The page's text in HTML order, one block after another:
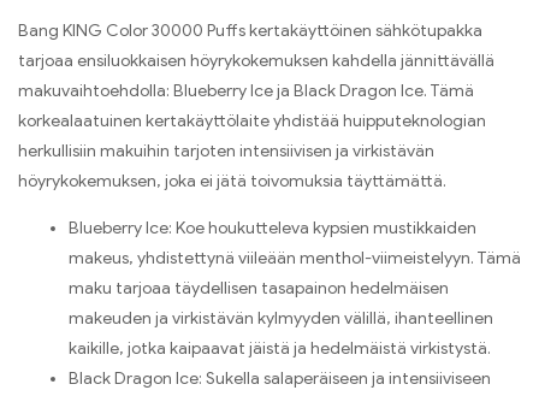
Bang KING Color 30000 Puffs kertakäyttöinen sähkötupakka
tarjoaa ensiluokkaisen höyrykokemuksen kahdella jännittävällä
makuvaihtoehdolla: Blueberry Ice ja Black Dragon Ice. Tämä
korkealaatuinen kertakäyttölaite yhdistää huipputeknologian
herkullisiin makuihin tarjoten intensiivisen ja virkistävän
höyrykokemuksen, joka ei jätä toivomuksia täyttämättä.
Blueberry Ice: Koe houkutteleva kypsien mustikkaiden
makeus, yhdistettynä viileään menthol-viimeistelyyn. Tämä
maku tarjoaa täydellisen tasapainon hedelmäisen
makeuden ja virkistävän kylmyyden välillä, ihanteellinen
kaikille, jotka kaipaavat jäistä ja hedelmäistä virkistystä.
Black Dragon Ice: Sukella salaperäiseen ja intensiiviseen